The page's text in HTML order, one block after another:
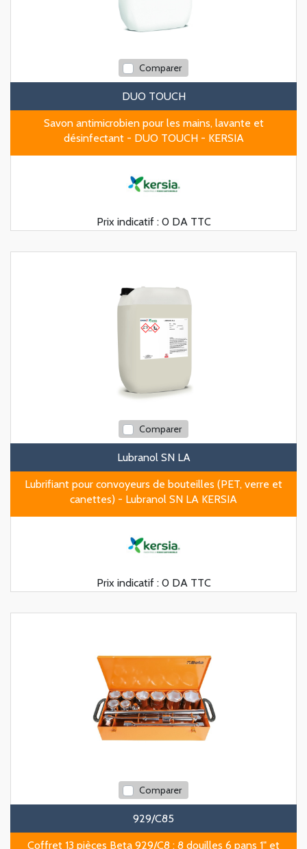
Comparer
DUO TOUCH
Savon antimicrobien pour les mains, lavante et
désinfectant - DUO TOUCH - KERSIA
Prix indicatif : 0 DA TTC
Comparer
Lubranol SN LA
Lubrifiant pour convoyeurs de bouteilles (PET, verre et
canettes) - Lubranol SN LA KERSIA
Prix indicatif : 0 DA TTC
Comparer
929/C85
Coffret 13 pièces Beta 929/C8 : 8 douilles 6 pans 1" et